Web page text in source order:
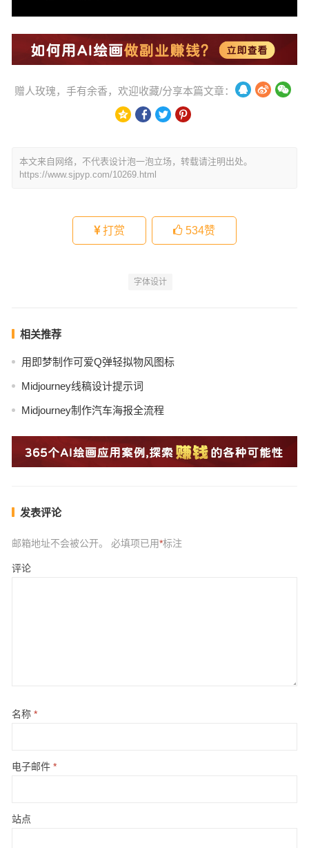
赠人玫瑰，手有余香，欢迎收藏/分享本篇文章：
本文来自网络，不代表设计泡一泡立场，转载请注明出处。
https://www.sjpyp.com/10269.html
打赏 534赞
字体设计
相关推荐
用即梦制作可爱Q弹轻拟物风图标
Midjourney线稿设计提示词
Midjourney制作汽车海报全流程
发表评论
邮箱地址不会被公开。 必填项已用*标注
评论
名称 *
电子邮件 *
站点